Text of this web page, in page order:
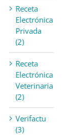
Receta
Electrónica
Privada
(2)
Receta
Electrónica
Veterinaria
(2)
Verifactu
(3)